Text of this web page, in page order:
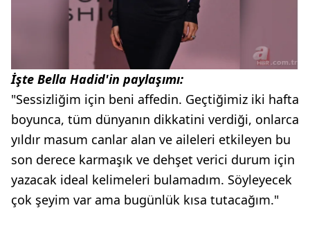
İşte Bella Hadid'in paylaşımı:
"Sessizliğim için beni affedin. Geçtiğimiz iki hafta
boyunca, tüm dünyanın dikkatini verdiği, onlarca
yıldır masum canlar alan ve aileleri etkileyen bu
son derece karmaşık ve dehşet verici durum için
yazacak ideal kelimeleri bulamadım. Söyleyecek
çok şeyim var ama bugünlük kısa tutacağım."